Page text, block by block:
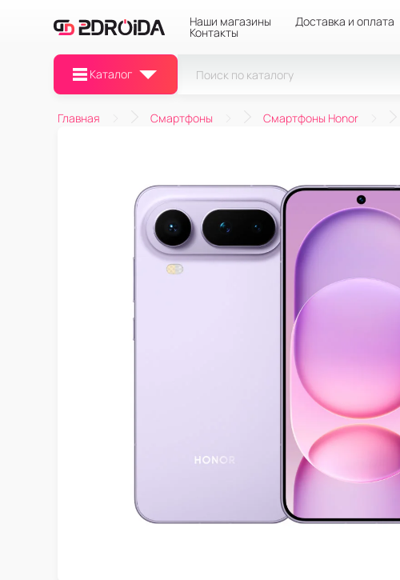
Наши магазины Доставка и оплата
Контакты
Каталог
Главная Смартфоны Смартфоны Honor